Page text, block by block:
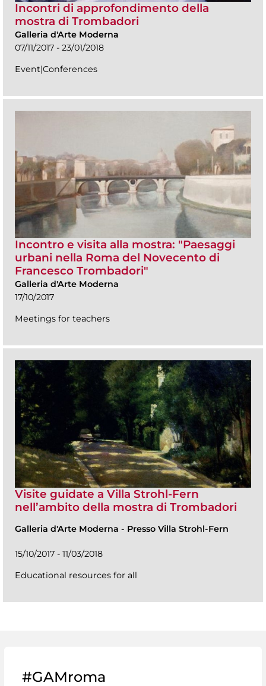
Incontri di approfondimento della
mostra di Trombadori
Galleria d'Arte Moderna
07/11/2017 - 23/01/2018
Event|Conferences
Incontro e visita alla mostra: "Paesaggi
urbani nella Roma del Novecento di
Francesco Trombadori"
Galleria d'Arte Moderna
17/10/2017
Meetings for teachers
Visite guidate a Villa Strohl-Fern
nell’ambito della mostra di Trombadori
Galleria d'Arte Moderna - Presso Villa Strohl-Fern
15/10/2017 - 11/03/2018
Educational resources for all
#GAMroma